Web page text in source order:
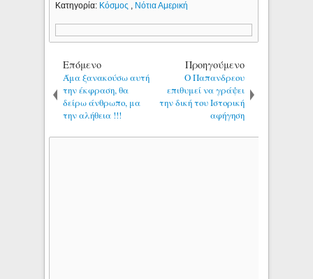
Κατηγορία: Κόσμος Νότια Αμερική
Επόμενο
Άμα ξανακούσω αυτή
την έκφραση, θα
δείρω άνθρωπο, μα
την αλήθεια !!!
Προηγούμενο
Ο Παπανδρεου
επιθυμεί να γράψει
την δική του Ιστορική
αφήγηση